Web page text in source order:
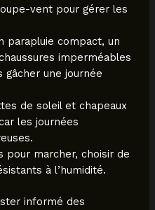
vent pour gérer les
parapluie compact, un
imperméables
une journée
de soleil et chapeaux
les journées
pour marcher, choisir de
à l’humidité.
informé des